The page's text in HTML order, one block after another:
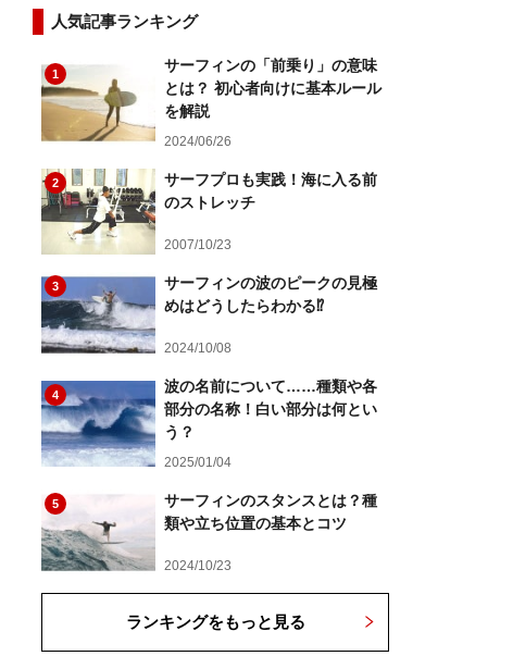
人気記事ランキング
1
サーフィンの「前乗り」の意味
とは？ 初心者向けに基本ルール
を解説
2024/06/26
2
サーフプロも実践！海に入る前
のストレッチ
2007/10/23
3
サーフィンの波のピークの見極
めはどうしたらわかる⁉
2024/10/08
4
波の名前について……種類や各
部分の名称！白い部分は何とい
う？
2025/01/04
5
サーフィンのスタンスとは？種
類や立ち位置の基本とコツ
2024/10/23
ランキングをもっと見る